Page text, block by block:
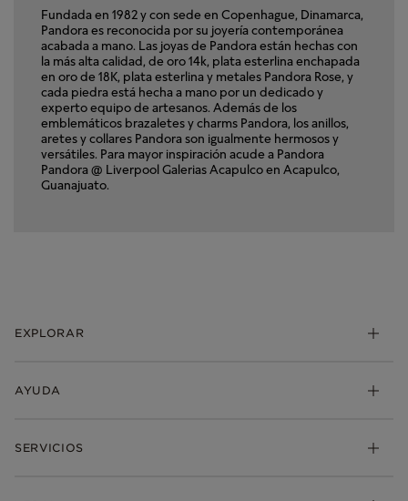
Fundada en 1982 y con sede en Copenhague, Dinamarca,
Pandora es reconocida por su joyería contemporánea
acabada a mano. Las joyas de Pandora están hechas con
la más alta calidad, de oro 14k, plata esterlina enchapada
en oro de 18K, plata esterlina y metales Pandora Rose, y
cada piedra está hecha a mano por un dedicado y
experto equipo de artesanos. Además de los
emblemáticos brazaletes y charms Pandora, los anillos,
aretes y collares Pandora son igualmente hermosos y
versátiles. Para mayor inspiración acude a Pandora
Pandora @ Liverpool Galerias Acapulco en Acapulco,
Guanajuato.
EXPLORAR
Aretes
AYUDA
SERVICIOS